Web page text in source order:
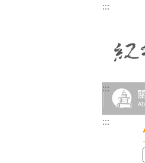
:::
:::
:::